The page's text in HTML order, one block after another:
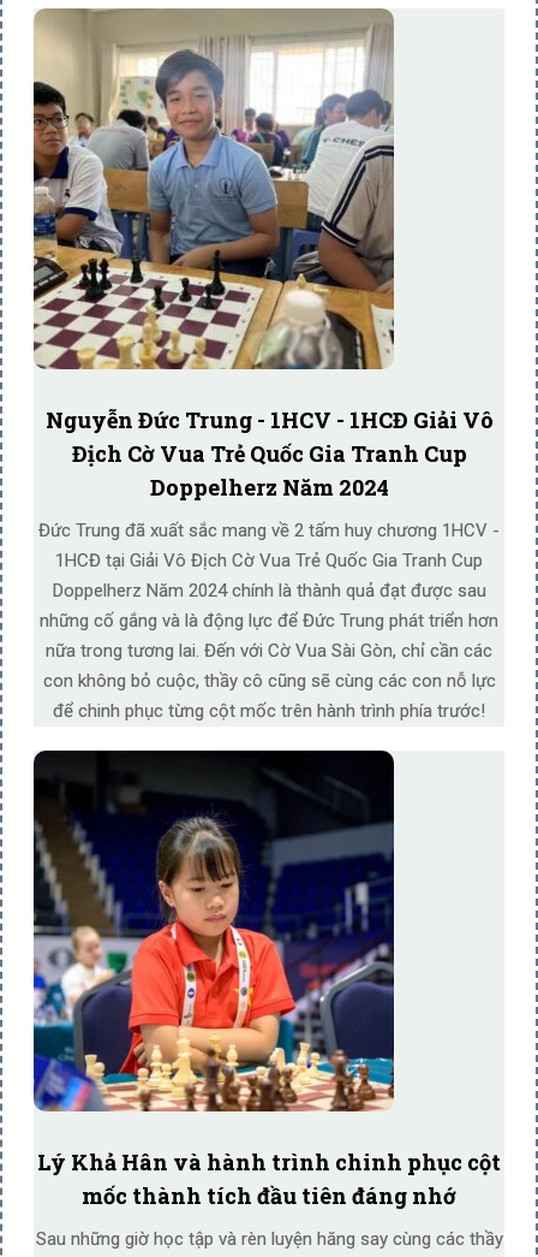
Nguyễn Đức Trung - 1HCV - 1HCĐ Giải Vô
Địch Cờ Vua Trẻ Quốc Gia Tranh Cup
Doppelherz Năm 2024
Đức Trung đã xuất sắc mang về 2 tấm huy chương 1HCV -
1HCĐ tại Giải Vô Địch Cờ Vua Trẻ Quốc Gia Tranh Cup
Doppelherz Năm 2024 chính là thành quả đạt được sau
những cố gắng và là động lực để Đức Trung phát triển hơn
nữa trong tương lai. Đến với Cờ Vua Sài Gòn, chỉ cần các
con không bỏ cuộc, thầy cô cũng sẽ cùng các con nỗ lực
để chinh phục từng cột mốc trên hành trình phía trước!
Lý Khả Hân và hành trình chinh phục cột
mốc thành tích đầu tiên đáng nhớ
Sau những giờ học tập và rèn luyện hăng say cùng các thầy